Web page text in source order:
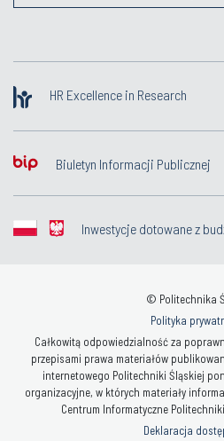
HR Excellence in Research
Biuletyn Informacji Publicznej
Inwestycje dotowane z
© Politechnika
Polityka
Całkowitą odpowiedzialność za
przepisami prawa materiałów
internetowego Politechniki Śląskiej
organizacyjne, w których materiały
Centrum Informatyczne
Deklaracja